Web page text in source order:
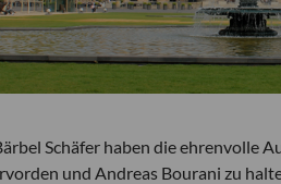
Schäfer haben die ehrenvolle
und Andreas Bourani zu